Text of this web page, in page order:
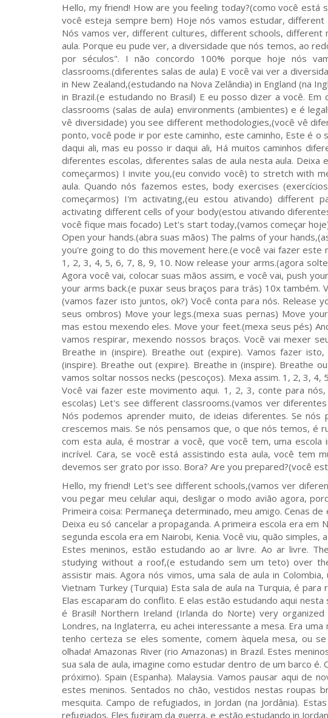
Hello, my friend! How are you feeling today?(como você está
você esteja sempre bem) Hoje nós vamos estudar,
Nós vamos ver, different cultures, different schools, different
aula. Porque eu pude ver, a diversidade que nós temos, ao
por séculos". I não concordo 100% porque hoje nós
classrooms.(diferentes salas de aula) E você vai ver a
in New Zealand,(estudando na Nova Zelândia) in England (na
in Brazil.(e estudando no Brasil) E eu posso dizer a você.
classrooms (salas de aula) environments (ambientes) e é
vê diversidade) you see different methodologies,(você vê
ponto, você pode ir por este caminho, este caminho, Este é o
daqui ali, mas eu posso ir daqui ali, Há muitos caminhos
diferentes escolas, diferentes salas de aula nesta aula.
começarmos) I invite you,(eu convido você) to stretch with
aula. Quando nós fazemos estes, body exercises
começarmos) I'm activating,(eu estou ativando)
activating different cells of your body(estou ativando
você fique mais focado) Let's start today,(vamos começar
Open your hands.(abra suas mãos) The palms of your
you're going to do this movement here.(e você vai fazer este
1, 2, 3, 4, 5, 6, 7, 8, 9, 10. Now release your arms.(agora
Agora você vai, colocar suas mãos assim, e você vai, push
your arms back.(e puxar seus braços para trás) 10x
(vamos fazer isto juntos, ok?) Você conta para nós. Release
seus ombros) Move your legs.(mexa suas pernas) Move
mas estou mexendo eles. Move your feet.(mexa seus pés)
vamos respirar, mexendo nossos braços. Você vai mexer
Breathe in (inspire). Breathe out (expire). Vamos fazer
(inspire). Breathe out (expire). Breathe in (inspire). Breathe
vamos soltar nossos necks (pescoços). Mexa assim. 1, 2, 3,
Você vai fazer este movimento aqui. 1, 2, 3, conte para
escolas) Let's see different classrooms.(vamos ver
Nós podemos aprender muito, de ideias diferentes. Se
crescemos mais. Se nós pensamos que, o que nós temos, é
com esta aula, é mostrar a você, que você tem, uma
incrível. Cara, se você está assistindo esta aula, você tem
devemos ser grato por isso. Bora? Are you prepared?(você
Hello, my friend! Let's see different schools,(vamos ver
vou pegar meu celular aqui, desligar o modo avião agora,
Primeira coisa: Permaneça determinado, meu amigo. Cenas
Deixa eu só cancelar a propaganda. A primeira escola era
segunda escola era em Nairobi, Kenia. Você viu, quão simples,
Estes meninos, estão estudando ao ar livre. Ao ar livre.
studying without a roof,(e estudando sem um teto) over
assistir mais. Agora nós vimos, uma sala de aula in
Vietnam Turkey (Turquia) Esta sala de aula na Turquia, é
Elas escaparam do conflito. E elas estão estudando aqui
é Brasil! Northern Ireland (Irlanda do Norte) very
Londres, na Inglaterra, eu achei interessante a mesa. Era
tenho certeza se eles somente, comem àquela mesa, ou
olhada! Amazonas River (rio Amazonas) in Brazil. Estes
sua sala de aula, imagine como estudar dentro de um barco
próximo). Spain (Espanha). Malaysia. Vamos pausar aqui de
estes meninos. Sentados no chão, vestidos nestas roupas
mesquita. Campo de refugiados, in Jordan (na Jordânia).
refugiados. Eles fugiram da guerra, e estão estudando in